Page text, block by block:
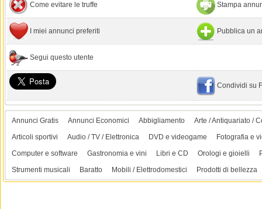
Come evitare le truffe Stampa
I miei annunci preferiti Pubblica un
Segui questo utente
Condividi su
Annunci Gratis Annunci Economici Abbigliamento
Arte / Antiquariato /
Articoli sportivi
Audio / TV / Elettronica DVD e videogame
Fotografia e
Computer e software
Gastronomia e vini Libri e CD Orologi e gioielli
Strumenti musicali
Baratto Mobili / Elettrodomestici Prodotti di bellezza